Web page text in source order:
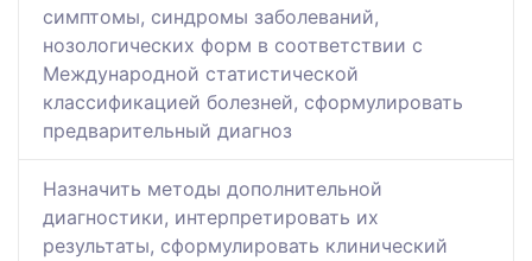
симптомы, синдромы заболеваний,
нозологических форм в соответствии с
Международной статистической
классификацией болезней, сформулировать
предварительный диагноз
Назначить методы дополнительной
диагностики, интерпретировать их
результаты, сформулировать клинический